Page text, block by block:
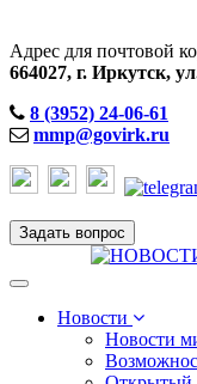
Адрес для почтовой
664027, г. Иркутск,
8 (3952) 24-06-61
mmp@govirk.ru
Задать вопрос
Toggle
navigationНовости
Новости